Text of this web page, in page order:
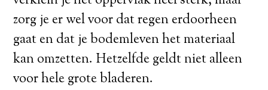
zorg je er wel voor dat regen erdoorheen
gaat en dat je bodemleven het materiaal
kan omzetten. Hetzelfde geldt niet alleen
voor hele grote bladeren.